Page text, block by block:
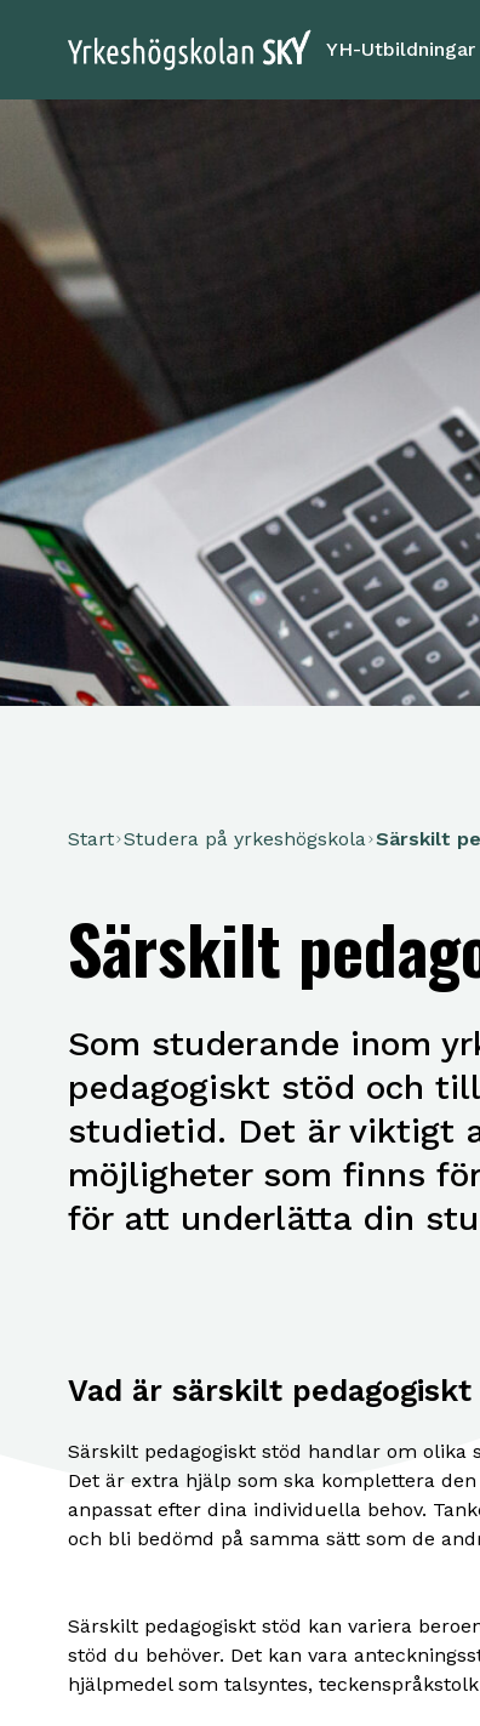
YH-Utbildningar
Start Studera på yrkeshögskola Särskilt
Särskilt
Som studerande inom
pedagogiskt stöd och
studietid. Det är viktigt
möjligheter som finns
för att underlätta din
Vad är särskilt
Särskilt pedagogiskt stöd handlar om
Det är extra hjälp som ska komplettera
anpassat efter dina individuella behov.
och bli bedömd på samma sätt som de
Särskilt pedagogiskt stöd kan variera
stöd du behöver. Det kan vara
hjälpmedel som talsyntes,